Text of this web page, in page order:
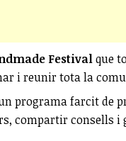
Festivalque
i reunir tota la
programa farcit de
compartir consells